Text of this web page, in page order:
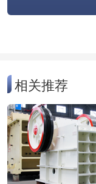
相关推荐